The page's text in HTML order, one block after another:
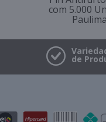
com 5.000
de